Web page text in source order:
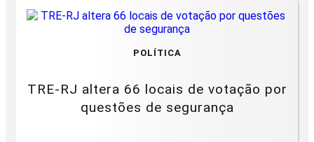
POLÍTICA
TRE-RJ altera 66 locais de votação por
questões de segurança